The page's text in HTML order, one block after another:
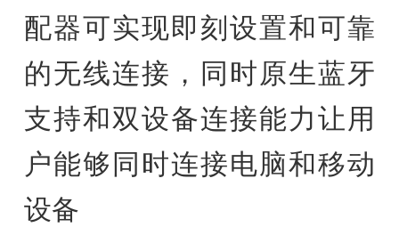
配器可实现即刻设置和可靠
的无线连接，同时原生蓝牙
支持和双设备连接能力让用
户能够同时连接电脑和移动
设备